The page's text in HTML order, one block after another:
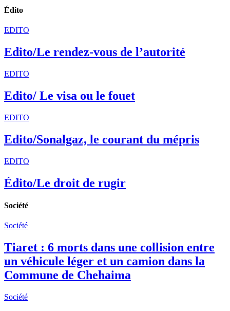
Édito
EDITO
Edito/Le rendez-vous de l’autorité
EDITO
Edito/ Le visa ou le fouet
EDITO
Edito/Sonalgaz, le courant du mépris
EDITO
Édito/Le droit de rugir
Société
Société
Tiaret : 6 morts dans une collision entre
un véhicule léger et un camion dans la
Commune de Chehaima
Société